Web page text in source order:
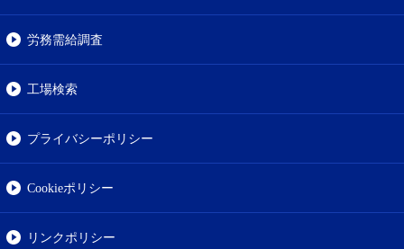
労務需給調査
工場検索
プライバシーポリシー
Cookieポリシー
リンクポリシー